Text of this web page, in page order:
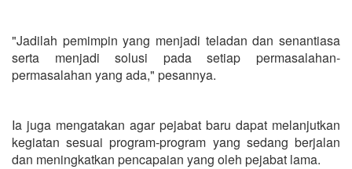
"Jadilah pemimpin yang menjadi teladan dan senantiasa
serta menjadi solusi pada setiap permasalahan-
permasalahan yang ada," pesannya.
Ia juga mengatakan agar pejabat baru dapat melanjutkan
kegiatan sesuai program-program yang sedang berjalan
dan meningkatkan pencapaian yang oleh pejabat lama.